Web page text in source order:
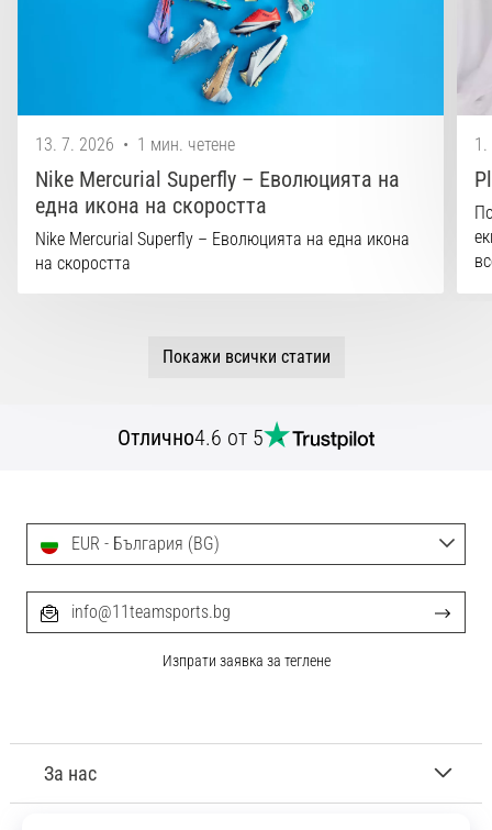
13. 7. 2026 • 1 мин. четене
Nike Mercurial Superfly – Еволюцията на
една икона на скоростта
Nike Mercurial Superfly – Еволюцията на една икона
на скоростта
1.
Покажи всички статии
Отлично4.6 от 5
За нас
EUR - България (BG)
info@11teamsports.bg
Изпрати заявка за теглене